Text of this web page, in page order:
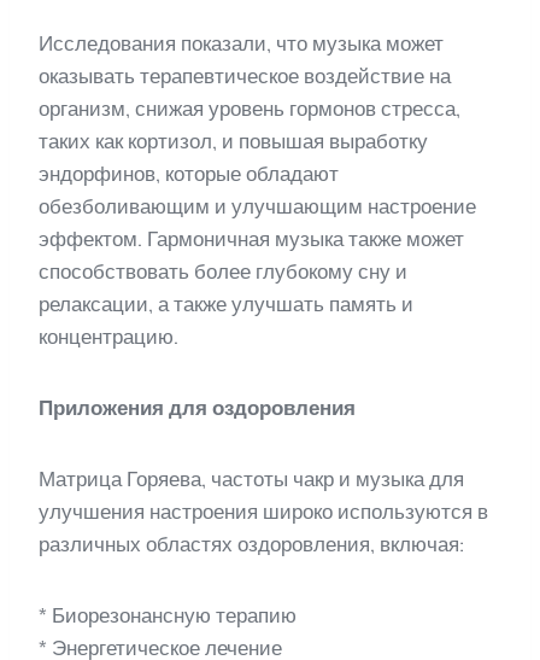
Исследования показали, что музыка может
оказывать терапевтическое воздействие на
организм, снижая уровень гормонов стресса,
таких как кортизол, и повышая выработку
эндорфинов, которые обладают
обезболивающим и улучшающим настроение
эффектом. Гармоничная музыка также может
способствовать более глубокому сну и
релаксации, а также улучшать память и
концентрацию.
Приложения для оздоровления
Матрица Горяева, частоты чакр и музыка для
улучшения настроения широко используются в
различных областях оздоровления, включая:
* Биорезонансную терапию
* Энергетическое лечение